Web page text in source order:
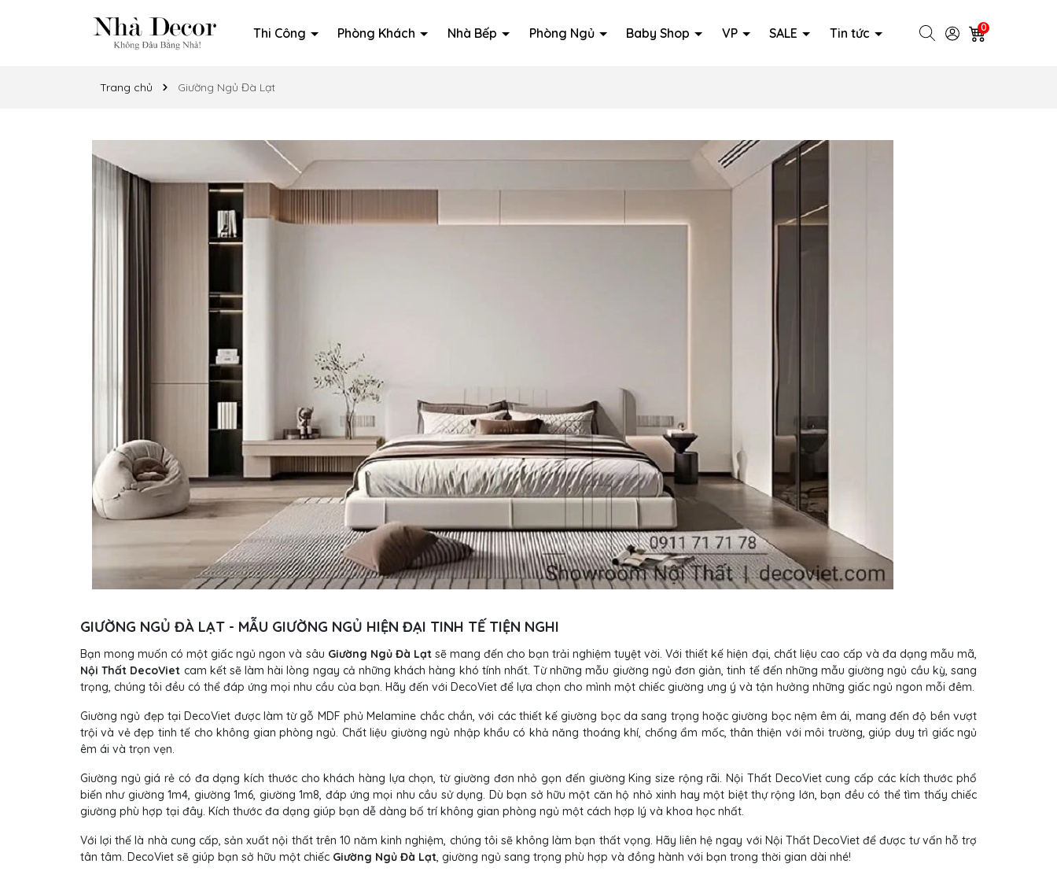
Thi Công Phòng Khách Nhà Bếp Phòng Ngủ Baby Shop VP SALE Tin tức 0
Trang chủ Giường Ngủ Đà Lạt
GIƯỜNG NGỦ ĐÀ LẠT - MẪU GIƯỜNG NGỦ HIỆN ĐẠI TINH TẾ TIỆN NGHI
Bạn mong muốn có một giấc ngủ ngon và sâu Giường Ngủ Đà Lạtsẽ mang đến cho bạn trải nghiệm tuyệt vời. Với thiết kế hiện đại, chất liệu cao cấp và đa dạng mẫu mã,
Nội Thất DecoViet cam kết sẽ làm hài lòng ngay cả những khách hàng khó tính nhất. Từ những mẫu giường ngủ đơn giản, tinh tế đến những mẫu giường ngủ cầu kỳ, sang
trọng, chúng tôi đều có thể đáp ứng mọi nhu cầu của bạn. Hãy đến với DecoViet để lựa chọn cho mình một chiếc giường ưng ý và tận hưởng những giấc ngủ ngon mỗi đêm.
Giường ngủ đẹp tại DecoViet được làm từ gỗ MDF phủ Melamine chắc chắn, với các thiết kế giường bọc da sang trọng hoặc giường bọc nệm êm ái, mang đến độ bền vượt
trội và vẻ đẹp tinh tế cho không gian phòng ngủ. Chất liệu giường ngủ nhập khẩu có khả năng thoáng khí, chống ẩm mốc, thân thiện với môi trường, giúp duy trì giấc ngủ
êm ái và trọn vẹn.
Giường ngủ giá rẻ có đa dạng kích thước cho khách hàng lựa chọn, từ giường đơn nhỏ gọn đến giường King size rộng rãi. Nội Thất DecoViet cung cấp các kích thước phổ
biến như giường 1m4, giường 1m6, giường 1m8, đáp ứng mọi nhu cầu sử dụng. Dù bạn sở hữu một căn hộ nhỏ xinh hay một biệt thự rộng lớn, bạn đều có thể tìm thấy chiếc
giường phù hợp tại đây. Kích thước đa dạng giúp bạn dễ dàng bố trí không gian phòng ngủ một cách hợp lý và khoa học nhất.
Với lợi thế là nhà cung cấp, sản xuất nội thất trên 10 năm kinh nghiệm, chúng tôi sẽ không làm bạn thất vọng. Hãy liên hệ ngay với Nội Thất DecoViet để được tư vấn hỗ trợ
tân tâm. DecoViet sẽ giúp bạn sở hữu một chiếc Giường Ngủ Đà Lạt, giường ngủ sang trọng phù hợp và đồng hành với bạn trong thời gian dài nhé!